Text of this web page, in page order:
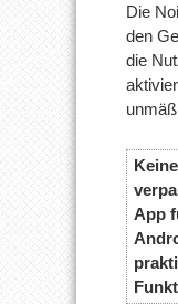
Die
den
die
App